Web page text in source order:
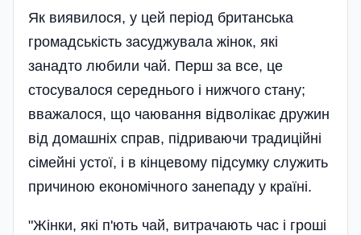
Як виявилося, у цей період британська
громадськість засуджувала жінок, які
занадто любили чай. Перш за все, це
стосувалося середнього і нижчого стану;
вважалося, що чаювання відволікає дружин
від домашніх справ, підриваючи традиційні
сімейні устої, і в кінцевому підсумку служить
причиною економічного занепаду у країні.
"Жінки, які п'ють чай, витрачають час і гроші